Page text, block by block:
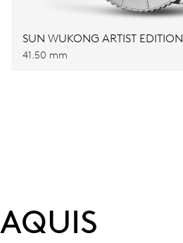
SUN WUKONG ARTIST EDITION
41.50 mm
AQUIS